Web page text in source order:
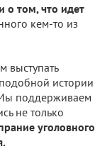
о том, что идет
кем-то из
выступать
истории
Мы поддерживаем
не только
уголовного